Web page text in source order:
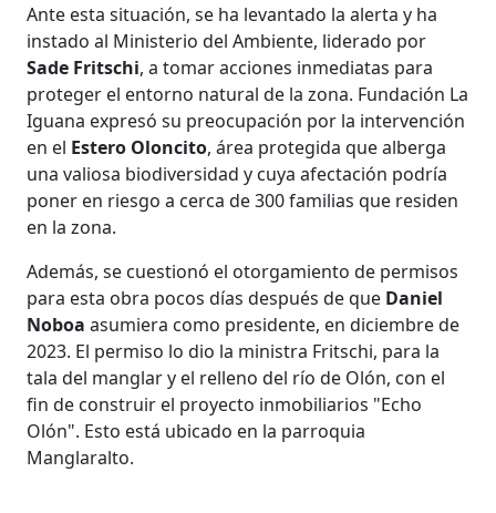
Ante esta situación, se ha levantado la alerta y ha
instado al Ministerio del Ambiente, liderado por
Sade Fritschi, a tomar acciones inmediatas para
proteger el entorno natural de la zona. Fundación La
Iguana expresó su preocupación por la intervención
en el Estero Oloncito, área protegida que alberga
una valiosa biodiversidad y cuya afectación podría
poner en riesgo a cerca de 300 familias que residen
en la zona.
Además, se cuestionó el otorgamiento de permisos
para esta obra pocos días después de que Daniel
Noboaasumiera como presidente, en diciembre de
2023. El permiso lo dio la ministra Fritschi, para la
tala del manglar y el relleno del río de Olón, con el
fin de construir el proyecto inmobiliarios "Echo
Olón". Esto está ubicado en la parroquia
Manglaralto.